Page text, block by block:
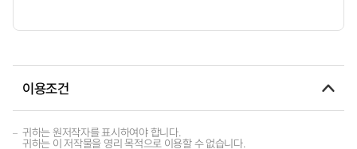
이용조건
귀하는 원저작자를 표시하여야 합니다.
귀하는 이 저작물을 영리 목적으로 이용할 수 없습니다.